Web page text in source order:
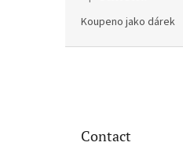
Koupeno jako dárek
Contact